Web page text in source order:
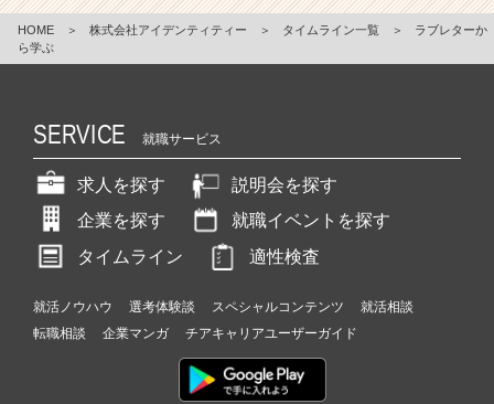
HOME ＞ 株式会社アイデンティティー ＞ タイムライン一覧 ＞
ラブレターか
ら学ぶ
SERVICE 就職サービス
求人を探す
説明会を探す
企業を探す
就職イベントを探す
タイムライン
適性検査
就活ノウハウ 選考体験談 スペシャルコンテンツ
就活相談
転職相談
企業マンガ チアキャリアユーザーガイド